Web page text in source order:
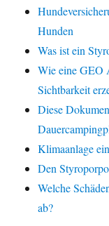
Hunden
Was ist ein
Wie eine GEO
Sichtbarkeit
Diese
Klimaanlage
Den
Welche
ab?